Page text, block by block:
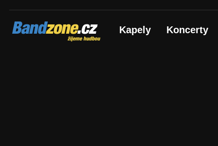
Bandzone.cz
žijeme hudbou Kapely Koncerty